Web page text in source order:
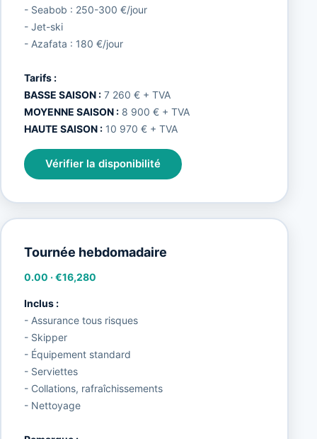
- Seabob : 250-300 €/jour
- Jet-ski
- Azafata : 180 €/jour
Tarifs :
BASSE SAISON :7 260 € + TVA
MOYENNE SAISON :8 900 € + TVA
HAUTE SAISON :10 970 € + TVA
Vérifier la disponibilité
Tournée hebdomadaire
0.00 ·€16,280
Inclus :
- Assurance tous risques
- Skipper
- Équipement standard
- Serviettes
- Collations, rafraîchissements
- Nettoyage